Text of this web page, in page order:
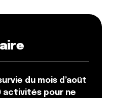
du mois d’août
activités pour ne